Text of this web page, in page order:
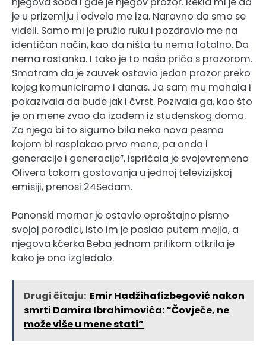
je u prizemlju i odvela me iza. Naravno da smo se
videli. Samo mi je pružio ruku i pozdravio me na
identičan način, kao da ništa tu nema fatalno. Da
nema rastanka. I tako je to naša priča s prozorom.
Smatram da je zauvek ostavio jedan prozor preko
kojeg komuniciramo i danas. Ja sam mu mahala i
pokazivala da bude jak i čvrst. Pozivala ga, kao što
je on mene zvao da izađem iz studenskog doma.
Za njega bi to sigurno bila neka nova pesma
kojom bi rasplakao prvo mene, pa onda i
generacije i generacije”, ispričala je svojevremeno
Olivera tokom gostovanja u jednoj televizijskoj
emisiji, prenosi 24Sedam.
Panonski mornar je ostavio oproštajno pismo
svojoj porodici, isto im je poslao putem mejla, a
njegova kćerka Beba jednom prilikom otkrila je
kako je ono izgledalo.
Drugi čitaju: Emir Hadžihafizbegović nakon
smrti Damira Ibrahimovića: “Čovječe, ne
može više u mene stati”